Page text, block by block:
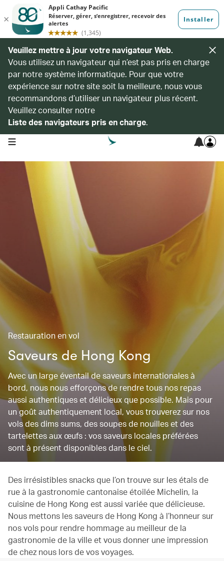
Veuillez mettre à jour votre navigateur Web.
Vous utilisez un navigateur qui n’est pas pris en charge
par notre système informatique. Pour que votre
expérience sur notre site soit la meilleure, nous vous
recommandons d’utiliser un navigateur plus récent.
Veuillez consulter notre
Liste des navigateurs pris en charge.
open navigation menu
Restauration en vol
Saveurs de Hong Kong
Avec un large éventail de saveurs internationales à
bord, nous nous efforçons de rendre tous nos repas
aussi authentiques et délicieux que possible. Mais pour
un goût authentiquement local, vous trouverez sur nos
vols des dims sums, des soupes de nouilles et des
tartelettes aux œufs : vos saveurs locales préférées
sont à présent disponibles dans le ciel.
Des irrésistibles snacks que l’on trouve sur les étals de
rue à la gastronomie cantonaise étoilée Michelin, la
cuisine de Hong Kong est aussi variée que délicieuse.
Nous mettons les saveurs de Hong Kong à l’honneur sur
nos vols pour rendre hommage au meilleur de la
gastronomie de la ville et vous donner une impression
de chez nous lors de vos voyages.